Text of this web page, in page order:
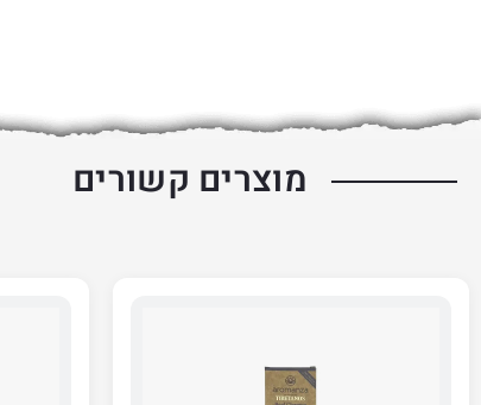
מוצרים קשורים